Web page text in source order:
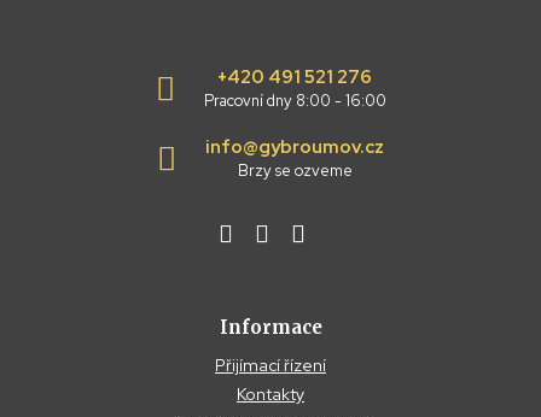
+420 491 521 276
Pracovní dny 8:00 - 16:00
info@gybroumov.cz
Brzy se ozveme
Informace
Přijímací řízení
Kontakty